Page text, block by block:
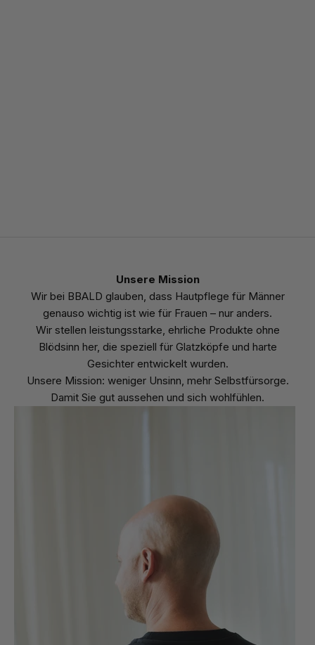
Unsere Mission
Wir bei BBALD glauben, dass Hautpflege für Männer
genauso wichtig ist wie für Frauen – nur anders.
Wir stellen leistungsstarke, ehrliche Produkte ohne
Blödsinn her, die speziell für Glatzköpfe und harte
Gesichter entwickelt wurden.
Unsere Mission: weniger Unsinn, mehr Selbstfürsorge.
Damit Sie gut aussehen und sich wohlfühlen.